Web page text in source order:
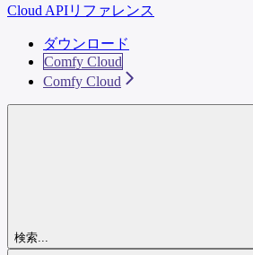
Cloud APIリファレンス
ダウンロード
Comfy Cloud
Comfy Cloud
検索...